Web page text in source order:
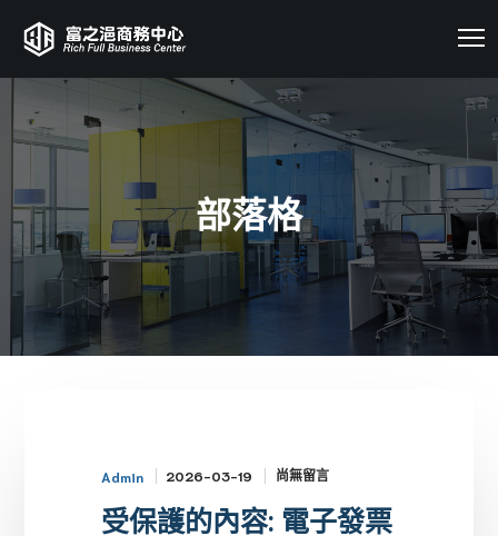
部落格
Admin 2026-03-19 尚無留言
受保護的內容: 電子發票